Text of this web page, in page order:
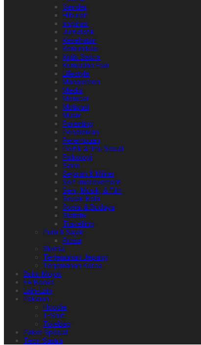
Gender
Hiburan
Inspirasi
Jurnalistik
Kesehatan
Komunikasi
Kritik Sastra
Kumpulan Esai
Lifestyle
Manajemen
Media
Memoar
Motivasi
Musik
Parenting
Pendidikan
Perempuan
Politik & Ilmu Sosial
Psikologi
Sains
Sejarah & Militer
Self-improvement
Seni, Musik, & Film
Sepak Bola
Sosial & Budaya
Statistik
Travelling
Puisi & Sajak
Prosa
Sketsa
Terjemahan Jepang
Terjemahan Korea
Buku Mojok
EA Books
Lain-Lain
Pakaian
Hoodie
T-Shirt
Totebag
Paket Spesial
Teori Sastra